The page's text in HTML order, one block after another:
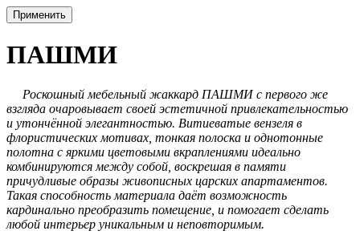
Применить
ПАШМИ
Роскошный мебельный жаккард ПАШМИ с первого же
взгляда очаровывает своей эстетичной привлекательностью
и утончённой элегантностью. Витиеватые вензеля в
флористических мотивах, тонкая полоска и однотонные
полотна с яркими цветовыми вкраплениями идеально
комбинируются между собой, воскрешая в памяти
причудливые образы живописных царских апартаментов.
Такая способность материала даёт возможность
кардинально преобразить помещение, и помогает сделать
любой интерьер уникальным и неповторимым.